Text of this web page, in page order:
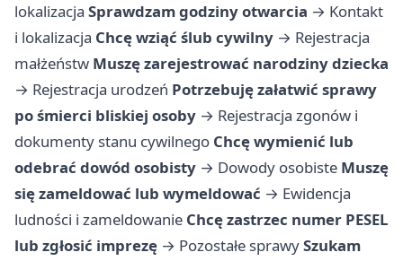
lokalizacja Sprawdzam godziny otwarcia → Kontakt
i lokalizacja Chcę wziąć ślub cywilny → Rejestracja
małżeństw Muszę zarejestrować narodziny dziecka
→ Rejestracja urodzeń Potrzebuję załatwić sprawy
po śmierci bliskiej osoby → Rejestracja zgonów i
dokumenty stanu cywilnego Chcę wymienić lub
odebrać dowód osobisty → Dowody osobiste Muszę
się zameldować lub wymeldować → Ewidencja
ludności i zameldowanie Chcę zastrzec numer PESEL
lub zgłosić imprezę → Pozostałe sprawySzukam